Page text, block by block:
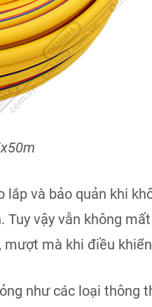
và bảo quản khi
vậy vẫn không
mượt mà khi điều
như các loại thông